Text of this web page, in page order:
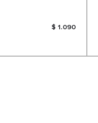
$ 1.090